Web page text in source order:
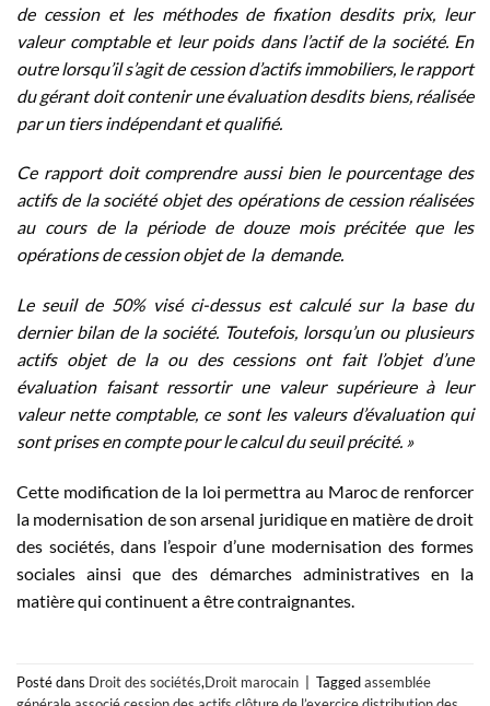
de cession et les méthodes de fixation desdits prix, leur
valeur comptable et leur poids dans l’actif de la société. En
outre lorsqu’il s’agit de cession d’actifs immobiliers, le rapport
du gérant doit contenir une évaluation desdits biens, réalisée
par un tiers indépendant et qualifié.
Ce rapport doit comprendre aussi bien le pourcentage des
actifs de la société objet des opérations de cession réalisées
au cours de la période de douze mois précitée que les
opérations de cession objet de la demande.
Le seuil de 50% visé ci-dessus est calculé sur la base du
dernier bilan de la société. Toutefois, lorsqu’un ou plusieurs
actifs objet de la ou des cessions ont fait l’objet d’une
évaluation faisant ressortir une valeur supérieure à leur
valeur nette comptable, ce sont les valeurs d’évaluation qui
sont prises en compte pour le calcul du seuil précité. »
Cette modification de la loi permettra au Maroc de renforcer
la modernisation de son arsenal juridique en matière de droit
des sociétés, dans l’espoir d’une modernisation des formes
sociales ainsi que des démarches administratives en la
matière qui continuent a être contraignantes.
Posté dans Droit des sociétés,Droit marocain Taggedassemblée